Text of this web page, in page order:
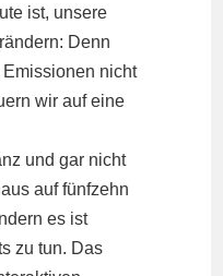
ist, unsere
Denn
nicht
wir auf eine
und gar nicht
auf fünfzehn
es ist
zu tun. Das